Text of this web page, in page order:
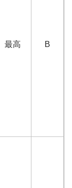
最高 B